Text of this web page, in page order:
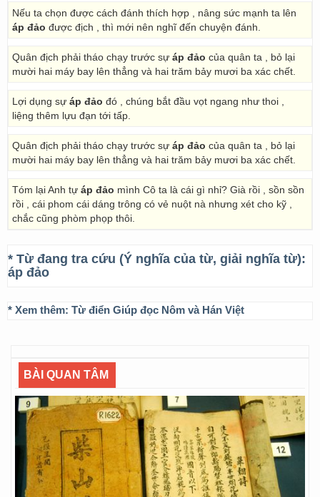
Nếu ta chọn được cách đánh thích hợp , nâng sức mạnh ta lên
áp đảo được địch , thì mới nên nghĩ đến chuyện đánh.
Quân địch phải tháo chạy trước sự áp đảo của quân ta , bỏ lại
mười hai máy bay lên thẳng và hai trăm bảy mươi ba xác chết.
Lợi dụng sự áp đảo đó , chúng bắt đầu vọt ngang như thoi ,
liệng thêm lựu đạn tới tấp.
Quân địch phải tháo chạy trước sự áp đảo của quân ta , bỏ lại
mười hai máy bay lên thẳng và hai trăm bảy mươi ba xác chết.
Tóm lại Anh tự áp đảo mình Cô ta là cái gì nhỉ? Già rồi , sồn sồn
rồi , cái phom cái dáng trông có vẻ nuột nà nhưng xét cho kỹ ,
chắc cũng phòm phọp thôi.
* Từ đang tra cứu (Ý nghĩa của từ, giải nghĩa từ):
áp đảo
* Xem thêm: Từ điển Giúp đọc Nôm và Hán Việt
BÀI QUAN TÂM